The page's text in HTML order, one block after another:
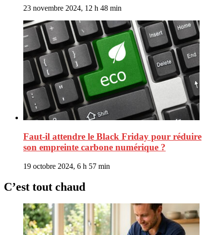
23 novembre 2024, 12 h 48 min
Faut-il attendre le Black Friday pour réduire
son empreinte carbone numérique ?
19 octobre 2024, 6 h 57 min
C’est tout chaud